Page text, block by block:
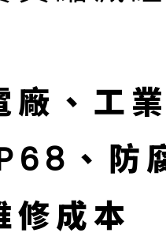
廠、工
、防
修成本